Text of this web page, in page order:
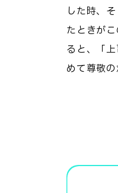
した時、
たときが
ると、「
めて尊敬